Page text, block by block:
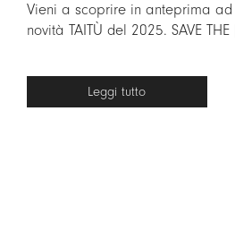
Vieni a scoprire in anteprima
novità TAITÙ del 2025. SAVE THE
Leggi tutto